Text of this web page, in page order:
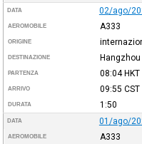
DATA 02/ago/
AEROMOBILE A333
ORIGINE
DESTINAZIONE Hangzhou
PARTENZA 08:04HKT
ARRIVO 09:55 CST
DURATA 1:50
DATA 01/ago/
AEROMOBILE A333